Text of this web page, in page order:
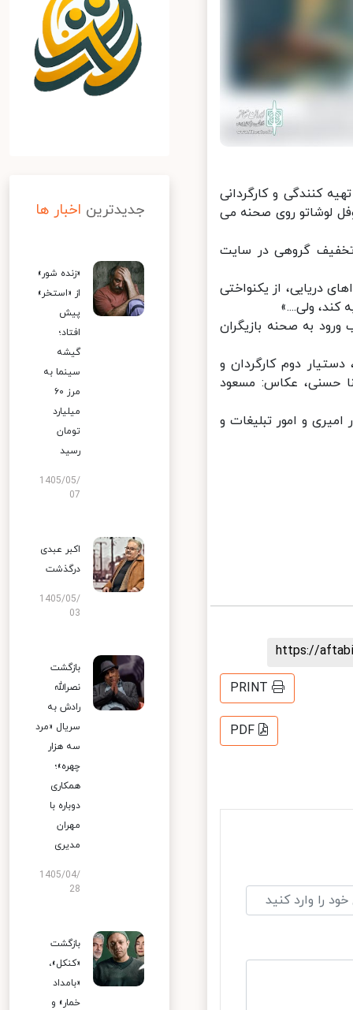
کنندگی و کارگردانی
شنبه 28 تیرماه 1401 در عمارت نوفل لوشاتو روی صحنه می
اجراهای این اثر نمایشی با 20 درصد تخفیف گروهی در سایت
دریایی، از یکنواختی
ولی....»
به صحنه بازیگران
دوم کارگردان و
حسنی، عکاس: مسعود
و امور تبلیغات و
https://
PRINT
PDF
جدیدترین اخبار ها
«زنده شور»
از «استخر»
پیش
افتاد؛
گیشه
سینما به
مرز ۶۰
میلیارد
تومان
رسید
1405/05/
07
اکبر عبدی
درگذشت
1405/05/
03
بازگشت
نصرالله
رادش به
سریال «مرد
سه هزار
چهره»؛
همکاری
دوباره با
مهران
مدیری
1405/04/
28
بازگشت
«کنکل»،
«بامداد
خمار» و